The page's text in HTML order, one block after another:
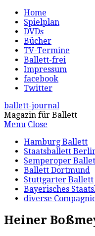
Home
Spielplan
DVDs
Bücher
TV-Termine
Ballett-frei
Impressum
facebook
Twitter
ballett-journal
Magazin für Ballett
Menu Close
Hamburg Ballett
Staatsballett
Semperoper
Ballett Dortmund
Stuttgarter Ballett
Bayerisches
diverse
Heiner